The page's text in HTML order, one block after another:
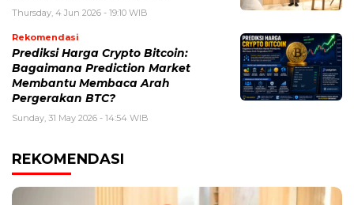
Thursday, 4 Jun 2026 - 19:10 WIB
Rekomendasi
Prediksi Harga Crypto Bitcoin:
Bagaimana Prediction Market
Membantu Membaca Arah
Pergerakan BTC?
Sunday, 31 May 2026 - 14:54 WIB
REKOMENDASI